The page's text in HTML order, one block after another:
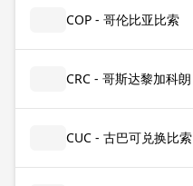
COP - 哥伦比亚比索
CRC - 哥斯达黎加科朗
CUC - 古巴可兑换比索